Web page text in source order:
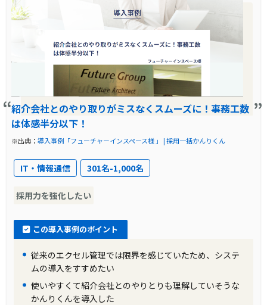
紹介会社とのやり取りがミスなくスムーズに！事務工数
は体感半分以下！
※出典：導入事例「フューチャーインスペース様 」 | 採用一括かんりくん
IT・情報通信 301名-1,000名
採用力を強化したい
この導入事例のポイント
従来のエクセル管理では限界を感じていたため、システ
ムの導入をすすめたい
使いやすくて紹介会社とのやりとりも理解していそうな
かんりくんを導入した